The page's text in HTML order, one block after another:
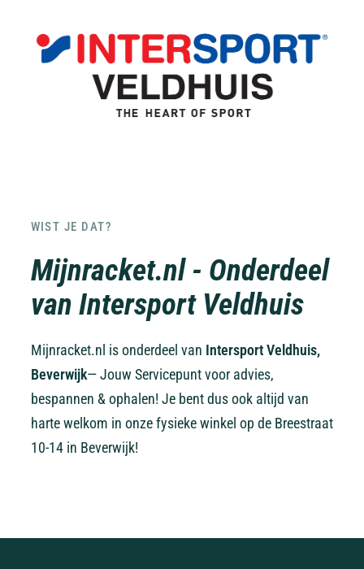
WIST JE DAT?
Mijnracket.nl - Onderdeel
van Intersport Veldhuis
Mijnracket.nl is onderdeel van Intersport Veldhuis,
Beverwijk— Jouw Servicepunt voor advies,
bespannen & ophalen! Je bent dus ook altijd van
harte welkom in onze fysieke winkel op de Breestraat
10-14 in Beverwijk!